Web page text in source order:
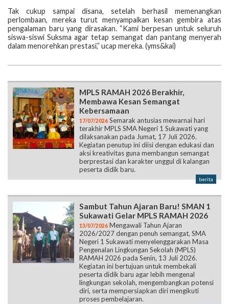
Tak cukup sampai disana, setelah berhasil memenangkan
perlombaan, mereka turut menyampaikan kesan gembira atas
pengalaman baru yang dirasakan. “Kami berpesan untuk seluruh
siswa-siswi Suksma agar tetap semangat dan pantang menyerah
dalam menorehkan prestasi,” ucap mereka. (yms&kai)
MPLS RAMAH 2026 Berakhir,
Membawa Kesan Semangat
Kebersamaan
17/07/2026 Semarak antusias mewarnai hari
terakhir MPLS SMA Negeri 1 Sukawati yang
dilaksanakan pada Jumat, 17 Juli 2026.
Kegiatan penutup ini diisi dengan edukasi dan
aksi kreativitas guna membangun semangat
berprestasi dan karakter unggul di kalangan
peserta didik baru.
berita
Sambut Tahun Ajaran Baru! SMAN 1
Sukawati Gelar MPLS RAMAH 2026
13/07/2026 Mengawali Tahun Ajaran
2026/2027 dengan penuh semangat, SMA
Negeri 1 Sukawati menyelenggarakan Masa
Pengenalan Lingkungan Sekolah (MPLS)
RAMAH 2026 pada Senin, 13 Juli 2026.
Kegiatan ini bertujuan untuk membekali
peserta didik baru agar lebih mengenal
lingkungan sekolah, mengembangkan potensi
diri, serta mempersiapkan diri mengikuti
proses pembelajaran.